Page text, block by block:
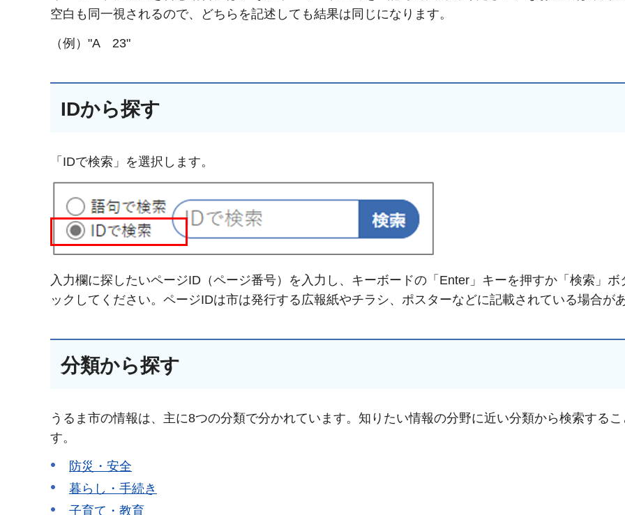
空白も同一視されるので、どちらを記述しても結果は同じになります。
（例）"A 23"
IDから探す
「IDで検索」を選択します。
入力欄に探したいページID（ページ番号）を入力し、キーボードの「Enter」キーを押すか「検索」ボ
ックしてください。ページIDは市は発行する広報紙やチラシ、ポスターなどに記載されている場合があ
分類から探す
うるま市の情報は、主に8つの分類で分かれています。知りたい情報の分野に近い分類から検索するこ
す。
防災・安全
暮らし・手続き
子育て・教育